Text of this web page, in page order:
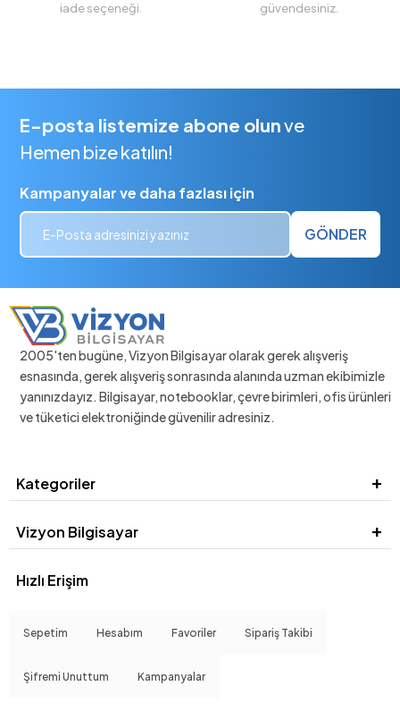
iade seçeneği.
güvendesiniz.
E-posta listemize abone olunve
Hemen bize katılın!
Kampanyalar ve daha fazlası için
GÖNDER
2005'ten bugüne, Vizyon Bilgisayar olarak gerek alışveriş
esnasında, gerek alışveriş sonrasında alanında uzman ekibimizle
yanınızdayız. Bilgisayar, notebooklar, çevre birimleri, ofis ürünleri
ve tüketici elektroniğinde güvenilir adresiniz.
Kategoriler
Vizyon Bilgisayar
Hızlı Erişim
Sepetim Hesabım Favoriler Sipariş Takibi
Şifremi Unuttum Kampanyalar